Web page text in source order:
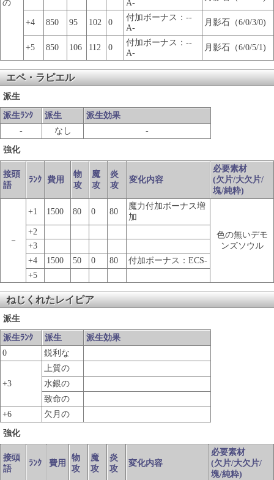
の
A-
+4 850 95 102 0
付加ボーナス：--
A-
月影石（6/0/3/0)
+5 850 106 112 0
付加ボーナス：--
A-
月影石（6/0/5/1)
エペ・ラピエル
派生
派生ﾗﾝｸ 派生
派生効果
-
なし -
強化
接頭
語
ﾗﾝｸ 費用
物
攻
魔
攻
炎
攻
変化内容
必要素材
(欠片/大欠片/
塊/純粋)
－
+1 1500 80 0 80
魔力付加ボーナス増
加
色の無いデモ
ンズソウル
+2
+3
+4
1500 50 0 80
付加ボーナス：ECS-
+5
ねじくれたレイピア
派生
派生ﾗﾝｸ 派生
派生効果
0
鋭利な
+3
上質の
水銀の
致命の
+6
欠月の
強化
接頭
語
ﾗﾝｸ 費用
物
攻
魔
攻
炎
攻
変化内容
必要素材
(欠片/大欠片/
塊/純粋)